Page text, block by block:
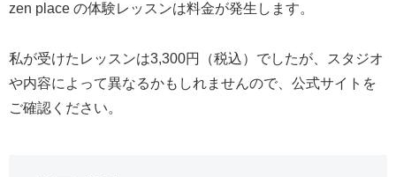
zen place の体験レッスンは料金が発生します。
私が受けたレッスンは3,300円（税込）でしたが、スタジオ
や内容によって異なるかもしれませんので、公式サイトを
ご確認ください。